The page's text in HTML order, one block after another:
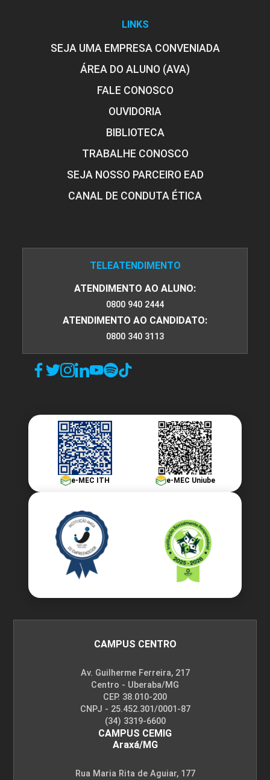
LINKS
SEJA UMA EMPRESA CONVENIADA
ÁREA DO ALUNO (AVA)
FALE CONOSCO
OUVIDORIA
BIBLIOTECA
TRABALHE CONOSCO
SEJA NOSSO PARCEIRO EAD
CANAL DE CONDUTA ÉTICA
TELEATENDIMENTO
ATENDIMENTO AO ALUNO:
0800 940 2444
ATENDIMENTO AO CANDIDATO:
0800 340 3113
e-MEC ITH e-MEC Uniube
CAMPUS CENTRO
Av. Guilherme Ferreira, 217
Centro - Uberaba/MG
CEP. 38.010-200
CNPJ - 25.452.301/0001-87
(34) 3319-6600
CAMPUS CEMIG
Araxá/MG
Rua Maria Rita de Aguiar, 177